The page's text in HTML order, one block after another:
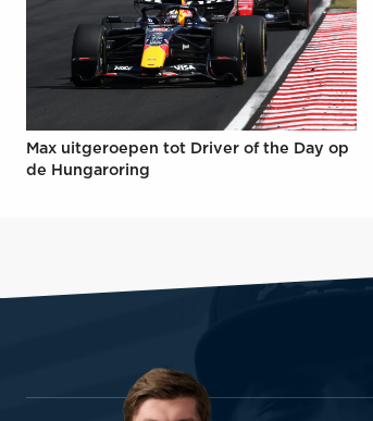
Max uitgeroepen tot Driver of the Day op
de Hungaroring